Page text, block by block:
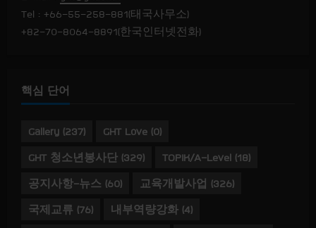
Tel : +66-55-258-881(태국사무소)
+82-70-8064-8891(한국인터넷전화)
핵심 단어
Gallery (237) GHT Love (0)
GHT 청소년봉사단 (329) TOPIK/A-Level (18)
공지사항-뉴스 (60) 교육개발사업 (326)
국제교류 (76) 내부역량강화 (4)